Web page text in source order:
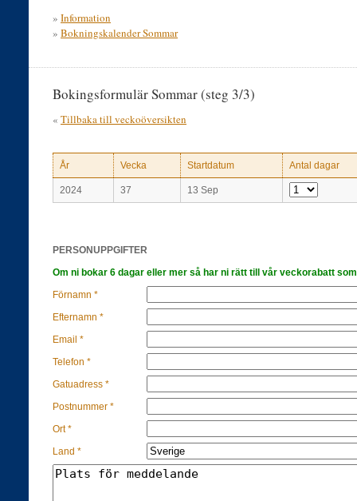
» Information
» Bokningskalender Sommar
Bokingsformulär Sommar (steg 3/3)
« Tillbaka till veckoöversikten
År Vecka Startdatum Antal dagar
2024 37 13 Sep
PERSONUPPGIFTER
Om ni bokar 6 dagar eller mer så har ni rätt till vår veckorabatt
Förnamn *
Efternamn *
Email *
Telefon *
Gatuadress *
Postnummer *
Ort *
Land *